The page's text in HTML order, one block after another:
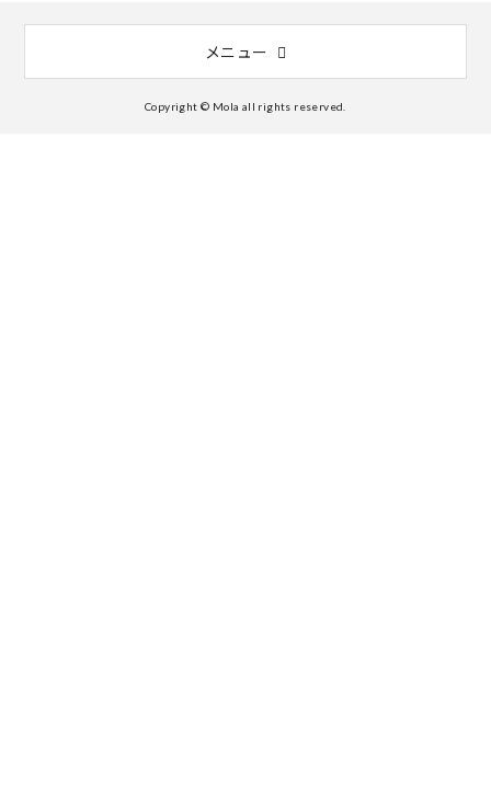
メニュー
Copyright © Mola all rights reserved.